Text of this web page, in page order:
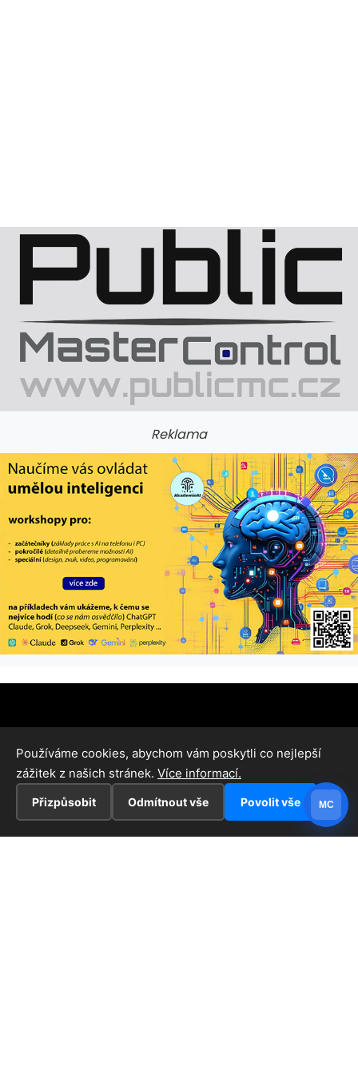
Reklama
Používáme cookies, abychom vám poskytli co nejlepší
zážitek z našich stránek. Více informací.
Přizpůsobit Odmítnout vše Povolit vše MC